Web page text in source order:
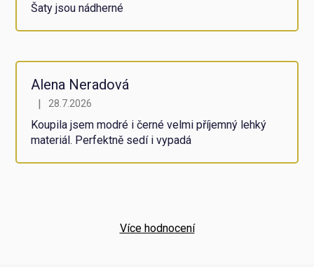
Šaty jsou nádherné
Alena Neradová
Hodnocení obchodu je 5 z 5 hvězdiček.
| 28.7.2026
Koupila jsem modré i černé velmi příjemný lehký
materiál. Perfektně sedí i vypadá
Více hodnocení